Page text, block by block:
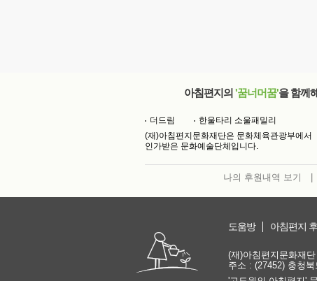
아침편지의 '꿈너머꿈'을 함께
더드림
한울타리 소울패밀리
(재)아침편지문화재단은 문화체육관광부에서
인가받은 문화예술단체입니다.
나의 후원내역 보기
도움방 아침편지
(재)아침편지문화재
주소 : (27452) 충청